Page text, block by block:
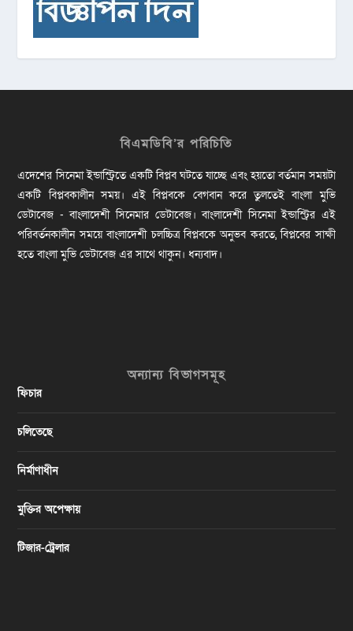
বিএমডিবি’র পরিচিতি
এদেশের সিনেমা ইন্ডাস্ট্রিতে একটি বিপ্লব ঘটতে যাচ্ছে এবং হয়তো বর্তমান সময়টা
একটি বিপ্লবকালীন সময়। এই বিপ্লবকে বেগবান করে তুলতেই বাংলা মুভি
ডেটাবেজ - বাংলাদেশী সিনেমার ডেটাবেজ। বাংলাদেশী সিনেমা ইন্ডাস্ট্রির এই
পরিবর্তনকালীন সময়ে বাংলাদেশী চলচ্চিত্র বিপ্লবকে অনুভব করতে, বিপ্লবের সাক্ষী
হতে বাংলা মুভি ডেটাবেজ এর সাথে থাকুন। ধন্যবাদ।
অন্যান্য বিভাগসমূহ
ফিচার
চলিতেছে
নির্মাণাধীন
মুক্তির অপেক্ষায়
টিজার-ট্রেলার